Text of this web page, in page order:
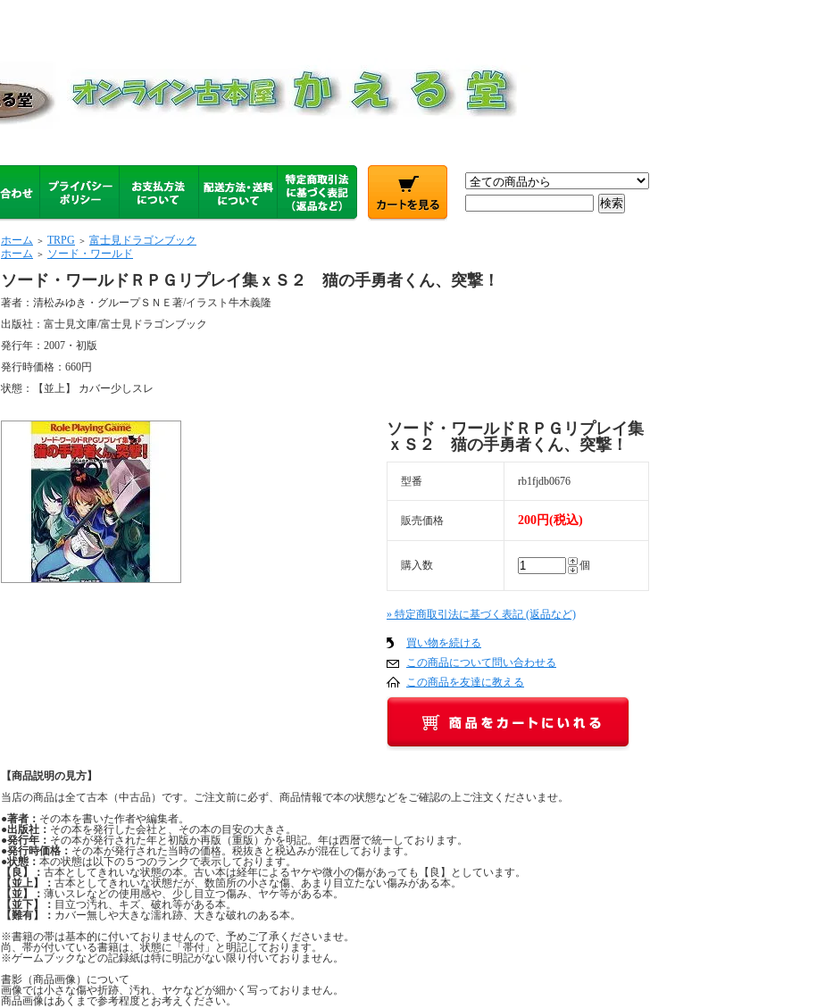
ホーム ＞ TRPG ＞ 富士見ドラゴンブック
ホーム ＞ ソード・ワールド
ソード・ワールドＲＰＧリプレイ集ｘＳ２ 猫の手勇者くん、突撃！
著者：清松みゆき・グループＳＮＥ著/イラスト牛木義隆
出版社：富士見文庫/富士見ドラゴンブック
発行年：2007・初版
発行時価格：660円
状態：【並上】 カバー少しスレ
ソード・ワールドＲＰＧリプレイ集
ｘＳ２ 猫の手勇者くん、突撃！
型番 rb1fjdb0676
販売価格 200円(税込)
購入数 個
» 特定商取引法に基づく表記 (返品など)
買い物を続ける
この商品について問い合わせる
この商品を友達に教える
【商品説明の見方】
当店の商品は全て古本（中古品）です。ご注文前に必ず、商品情報で本の状態などをご確認の上ご注文くださいませ。
●著者： その本を書いた作者や編集者。
●出版社： その本を発行した会社と、その本の目安の大きさ。
●発行年： その本が発行された年と初版か再版（重版）かを明記。年は西暦で統一しております。
●発行時価格： その本が発行された当時の価格。税抜きと税込みが混在しております。
●状態： 本の状態は以下の５つのランクで表示しております。
【良】： 古本としてきれいな状態の本。古い本は経年によるヤケや微小の傷があっても【良】としています。
【並上】： 古本としてきれいな状態だが、数箇所の小さな傷、あまり目立たない傷みがある本。
【並】： 薄いスレなどの使用感や、少し目立つ傷み、ヤケ等がある本。
【並下】： 目立つ汚れ、キズ、破れ等がある本。
【難有】： カバー無しや大きな濡れ跡、大きな破れのある本。
※書籍の帯は基本的に付いておりませんので、予めご了承くださいませ。
尚、帯が付いている書籍は、状態に「帯付」と明記しております。
※ゲームブックなどの記録紙は特に明記がない限り付いておりません。
書影（商品画像）について
画像では小さな傷や折跡、汚れ、ヤケなどが細かく写っておりません。
商品画像はあくまで参考程度とお考えください。